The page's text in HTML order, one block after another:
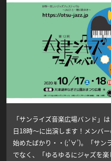
「サンライズ音楽広場バンド」
日18時～に出演します！ メンバ
始めたばかり・・(;’∀’)。「サン
でなく、「ゆるゆるにジャズを